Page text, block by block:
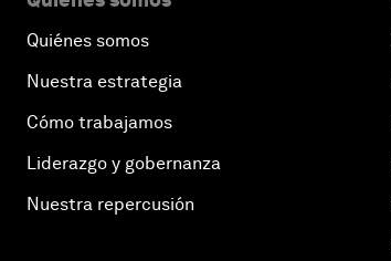
Quiénes somos
Nuestra estrategia
Cómo trabajamos
Liderazgo y gobernanza
Nuestra repercusión